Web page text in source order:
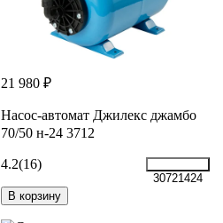
21 980 ₽
Насос-автомат Джилекс джамбо
70/50 н-24 3712
4.2(16)
30721424
В корзину